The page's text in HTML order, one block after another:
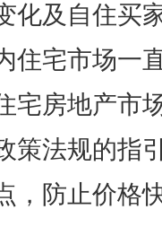
化及自住买
住宅市场一
宅房地产市
策法规的指
，防止价格